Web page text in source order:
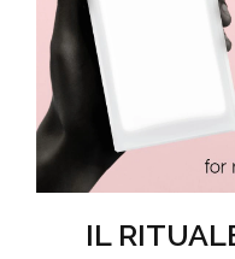
IL